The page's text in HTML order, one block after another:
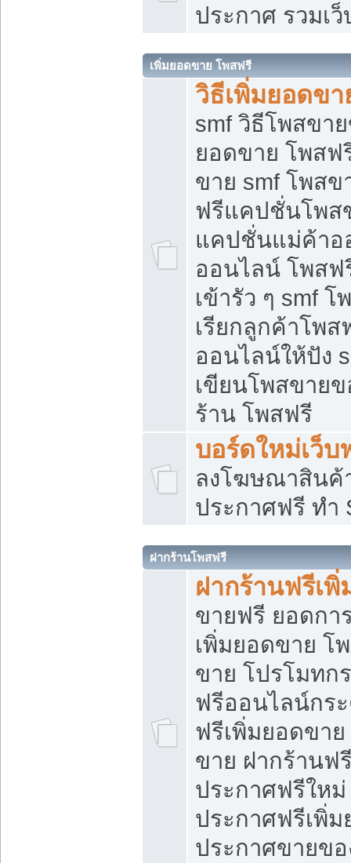
ประกาศ รวมเ
เพิ่มยอดขาย โพสฟรี
วิธีเพิ่มยอดข
smf วิธีโพสขา
ยอดขาย โพสฟ
ขาย smf โพส
ฟรีแคปชั่นโพส
แคปชั่นแม่ค้า
ออนไลน์ โพสฟ
เข้ารัว ๆ smf
เรียกลูกค้าโพส
ออนไลน์ให้ปัง
เขียนโพสขาย
ร้าน โพสฟรี
บอร์ดใหม่เว็บ
ลงโฆษณาสิน
ประกาศฟรี ทำ
ฝากร้านโพสฟรี
ฝากร้านฟรีเ
ขายฟรี ยอดกา
เพิ่มยอดขาย โ
ขาย โปรโมทก
ฟรีออนไลน์กร
ฟรีเพิ่มยอดขา
ขาย ฝากร้านฟ
ประกาศฟรีใหม่
ประกาศฟรีเพิ่
ประกาศขายข